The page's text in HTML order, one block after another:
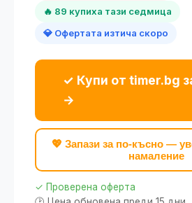
🔥 89 купиха тази седмица
💎 Офертата изтича скоро
✓ Купи от timer.bg
→
💖 Запази за по-късно —
намаление
✓ Проверена оферта